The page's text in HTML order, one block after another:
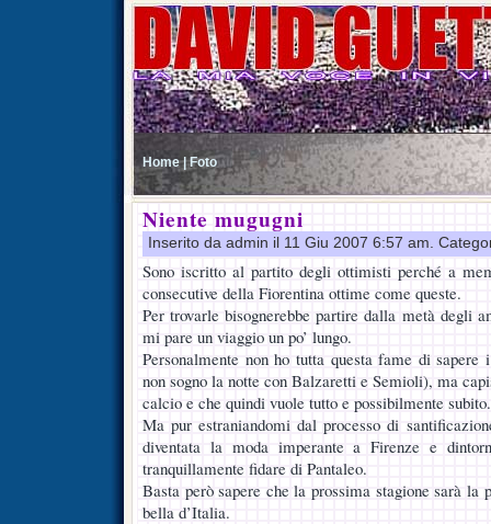
Home | Foto
Niente mugugni
Inserito da admin il 11 Giu 2007 6:57 am.
Sono iscritto al partito degli ottimisti perché a
consecutive della Fiorentina ottime come queste.
Per trovarle bisognerebbe partire dalla metà degli
mi pare un viaggio un po’ lungo.
Personalmente non ho tutta questa fame di
non sogno la notte con Balzaretti e Semioli), ma
calcio e che quindi vuole tutto e possibilmente subito.
Ma pur estraniandomi dal processo di
diventata la moda imperante a Firenze e
tranquillamente fidare di Pantaleo.
Basta però sapere che la prossima stagione sarà
bella d’Italia.